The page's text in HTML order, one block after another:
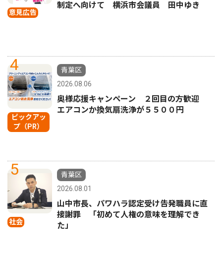
意見広告
制定へ向けて 横浜市会議員 田中ゆき
4
ピックアッ
プ（PR）
青葉区
2026.08.06
奥様応援キャンペーン ２回目の方歓迎
エアコンか換気扇洗浄が５５００円
5
社会
青葉区
2026.08.01
山中市長、パワハラ認定受け告発職員に直
接謝罪 「初めて人権の意味を理解でき
た」